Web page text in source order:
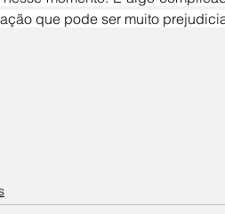
que pode ser muito